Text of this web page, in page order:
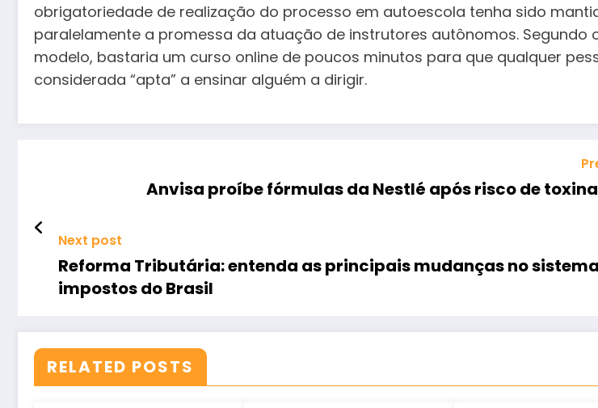
obrigatoriedade de realização do processo em autoescola tenha sido
paralelamente a promessa da atuação de instrutores autônomos. Segundo
modelo, bastaria um curso online de poucos minutos para que qualquer
considerada “apta” a ensinar alguém a dirigir.
Anvisa proíbe fórmulas da Nestlé após risco de
Next post
Reforma Tributária: entenda as principais mudanças no
impostos do Brasil
RELATED POSTS